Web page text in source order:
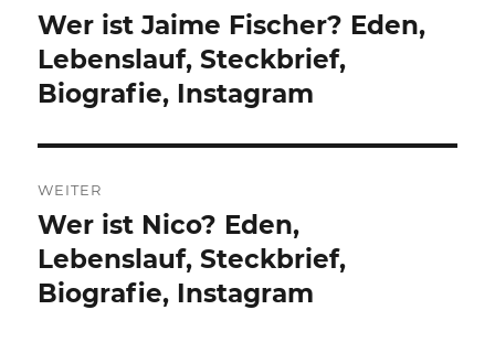
Vorheriger
Beitrag:
Wer ist Jaime Fischer? Eden,
Lebenslauf, Steckbrief,
Biografie, Instagram
WEITER
Nächster
Beitrag:
Wer ist Nico? Eden,
Lebenslauf, Steckbrief,
Biografie, Instagram